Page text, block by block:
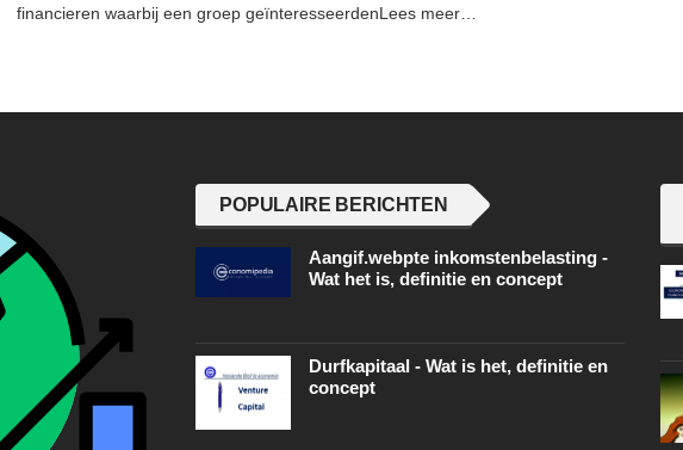
financieren waarbij een groep geïnteresseerdenLees meer…
POPULAIRE BERICHTEN
Aangif.webpte inkomstenbelasting -
Wat het is, definitie en concept
Durfkapitaal - Wat is het, definitie en
concept